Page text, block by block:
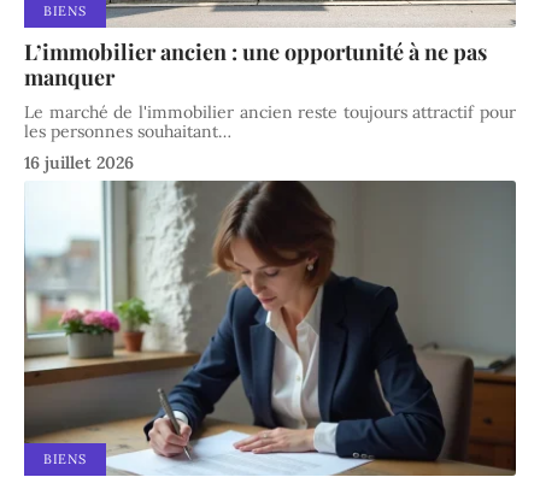
BIENS
L’immobilier ancien : une opportunité à ne pas
manquer
Le marché de l'immobilier ancien reste toujours attractif pour
les personnes souhaitant…
16 juillet 2026
BIENS